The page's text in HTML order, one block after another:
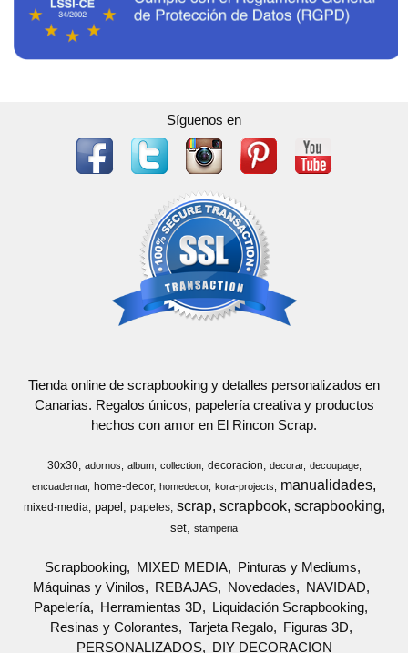
Síguenos en
Tienda online de scrapbooking y detalles personalizados en
Canarias. Regalos únicos, papelería creativa y productos
hechos con amor en El Rincon Scrap.
30x30 adornos album collection decoracion decorar
decoupage
encuadernar
home-decor homedecor kora-projects manualidades
mixed-media papel papeles scrap scrapbook scrapbooking
set stamperia
Scrapbooking MIXED MEDIA
Pinturas y Mediums
Máquinas y Vinilos
REBAJAS Novedades
NAVIDAD
Papelería
Herramientas 3D
Liquidación Scrapbooking
Resinas y Colorantes
Tarjeta Regalo
Figuras 3D
PERSONALIZADOS
DIY DECORACION